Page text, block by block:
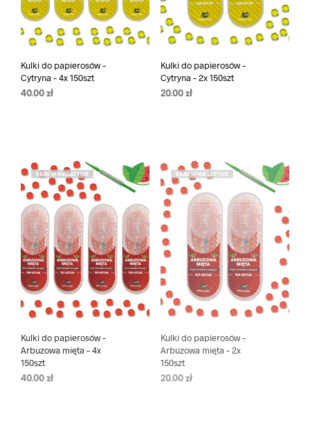
Kulki do papierosów –
Cytryna – 4x 150szt
40.00 zł
Kulki do papierosów –
Cytryna – 2x 150szt
20.00 zł
BRAK W MAGAZYNIE
Kulki do papierosów –
Arbuzowa mięta – 4x
150szt
40.00 zł
BRAK W MAGAZYNIE
Kulki do papierosów –
Arbuzowa mięta – 2x
150szt
20.00 zł